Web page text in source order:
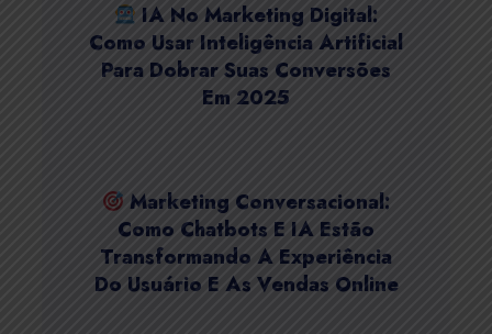
IA No Marketing Digital:
Como Usar Inteligência Artificial
Para Dobrar Suas Conversões
Em 2025
Marketing Conversacional:
Como Chatbots E IA Estão
Transformando A Experiência
Do Usuário E As Vendas Online